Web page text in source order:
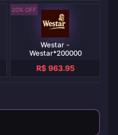
20% OFF
Westar -
Westar*200000
R$ 963.95